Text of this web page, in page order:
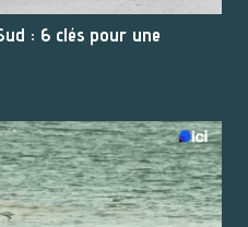
: 6 clés pour une